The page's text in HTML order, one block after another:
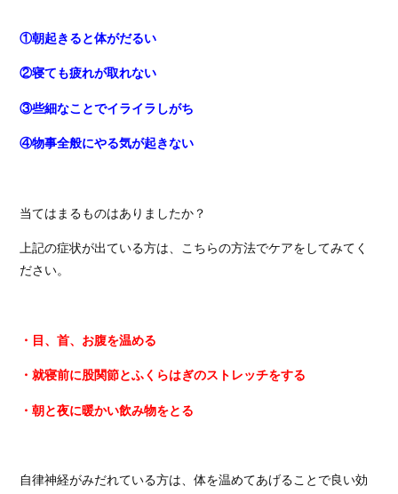
①朝起きると体がだるい
②寝ても疲れが取れない
③些細なことでイライラしがち
④物事全般にやる気が起きない
当てはまるものはありましたか？
上記の症状が出ている方は、こちらの方法でケアをしてみてく
ださい。
・目、首、お腹を温める
・就寝前に股関節とふくらはぎのストレッチをする
・朝と夜に暖かい飲み物をとる
自律神経がみだれている方は、体を温めてあげることで良い効